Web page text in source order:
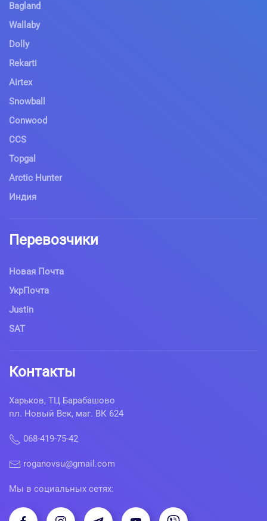
Bagland
Wallaby
Dolly
Rekarti
Airtex
Snowball
Conwood
CCS
Topgal
Arctic Hunter
Индия
Перевозчики
Новая Почта
УкрПочта
Justin
SAT
Контакты
Харьков, ТЦ Барабашово
пл. Новый Век, маг. ВК 624
068-419-75-42
roganovsu@gmail.com
Мы в социальных сетях: